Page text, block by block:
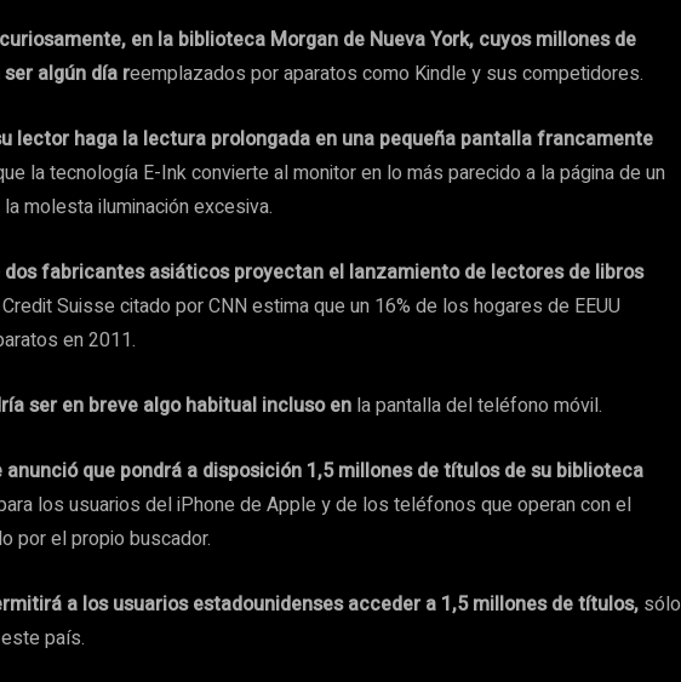
curiosamente, en la biblioteca Morgan de Nueva York, cuyos millones de
algún día reemplazados por aparatos como Kindle y sus competidores.
lector haga la lectura prolongada en una pequeña pantalla francamente
la tecnología E-Ink convierte al monitor en lo más parecido a la página de un
molesta iluminación excesiva.
dos fabricantes asiáticos proyectan el lanzamiento de lectores de libros
Suisse citado por CNN estima que un 16% de los hogares de EEUU
en 2011.
ser en breve algo habitual incluso en la pantalla del teléfono móvil.
anunció que pondrá a disposición 1,5 millones de títulos de su biblioteca
los usuarios del iPhone de Apple y de los teléfonos que operan con el
por el propio buscador.
a los usuarios estadounidenses acceder a 1,5 millones de títulos, sólo
país.